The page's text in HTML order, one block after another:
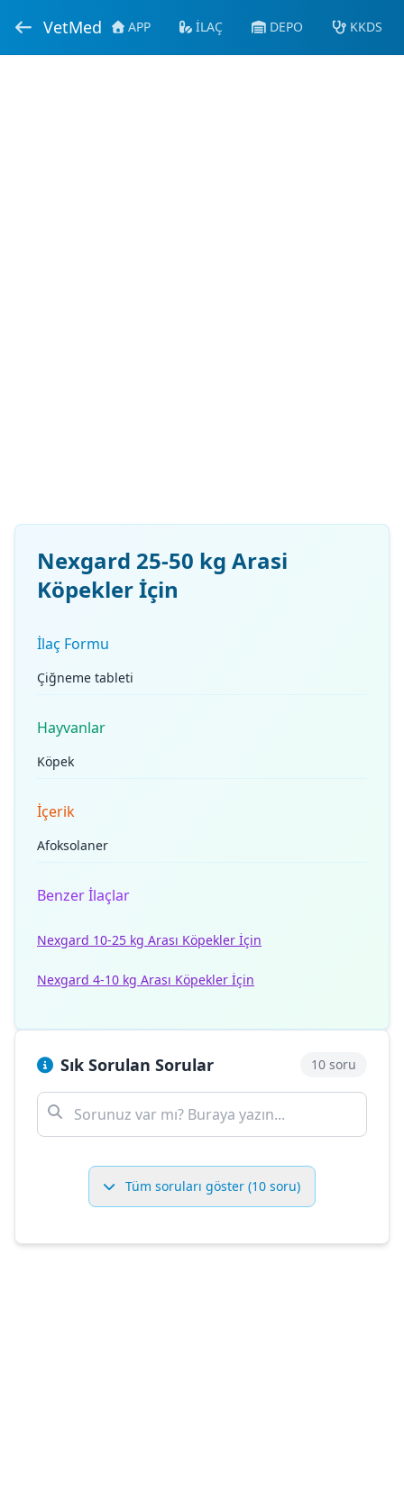
VetMed APP İLAÇ DEPO KKDS
Nexgard 25-50 kg Arasi
Köpekler İçin
İlaç Formu
Çiğneme tableti
Hayvanlar
Köpek
İçerik
Afoksolaner
Benzer İlaçlar
Nexgard 10-25 kg Arası Köpekler İçin
Nexgard 4-10 kg Arası Köpekler İçin
Sık Sorulan Sorular 10 soru
Tüm soruları göster (10 soru)